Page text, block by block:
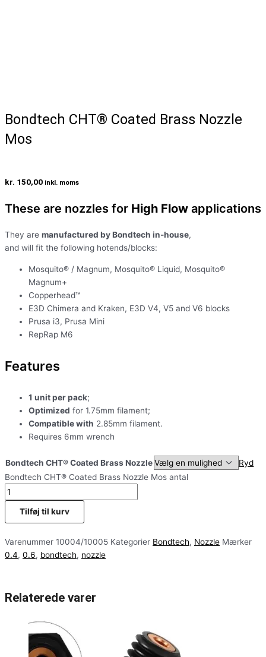
Bondtech CHT® Coated Brass Nozzle
Mos
kr. 150,00 inkl. moms
These are nozzles for High Flow applications
They are manufactured by Bondtech in-house,
and will fit the following hotends/blocks:
Mosquito® / Magnum, Mosquito® Liquid, Mosquito®
Magnum+
Copperhead™
E3D Chimera and Kraken, E3D V4, V5 and V6 blocks
Prusa i3, Prusa Mini
RepRap M6
Features
1 unit per pack;
Optimized for 1.75mm filament;
Compatible with 2.85mm filament.
Requires 6mm wrench
Bondtech CHT® Coated Brass Nozzle
Ryd
Bondtech CHT® Coated Brass Nozzle Mos antal
Tilføj til kurv
Varenummer 10004/10005 Kategorier Bondtech, Nozzle Mærker
0.4, 0.6, bondtech, nozzle
Relaterede varer